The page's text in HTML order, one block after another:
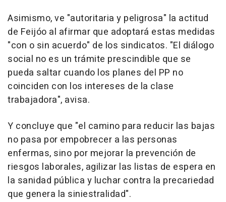
Asimismo, ve "autoritaria y peligrosa" la actitud
de Feijóo al afirmar que adoptará estas medidas
"con o sin acuerdo" de los sindicatos. "El diálogo
social no es un trámite prescindible que se
pueda saltar cuando los planes del PP no
coinciden con los intereses de la clase
trabajadora", avisa.
Y concluye que "el camino para reducir las bajas
no pasa por empobrecer a las personas
enfermas, sino por mejorar la prevención de
riesgos laborales, agilizar las listas de espera en
la sanidad pública y luchar contra la precariedad
que genera la siniestralidad".